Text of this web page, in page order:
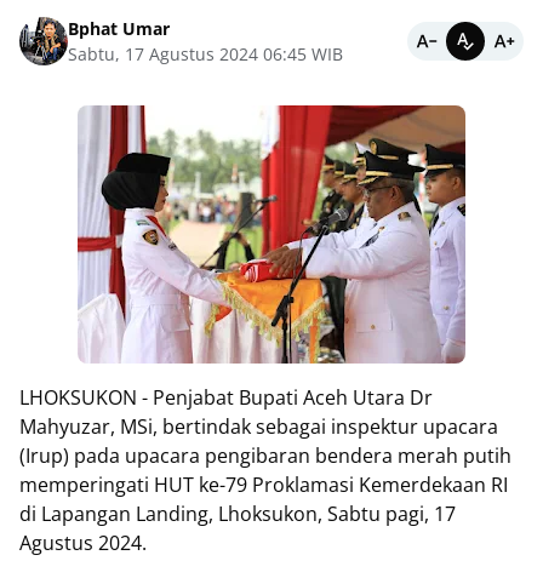
Bphat Umar
Sabtu, 17 Agustus 2024 06:45 WIB
LHOKSUKON - Penjabat Bupati Aceh Utara Dr
Mahyuzar, MSi, bertindak sebagai inspektur upacara
(Irup) pada upacara pengibaran bendera merah putih
memperingati HUT ke-79 Proklamasi Kemerdekaan RI
di Lapangan Landing, Lhoksukon, Sabtu pagi, 17
Agustus 2024.